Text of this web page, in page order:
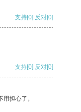
支持[0] 反对[0]
支持[0] 反对[0]
担心了。